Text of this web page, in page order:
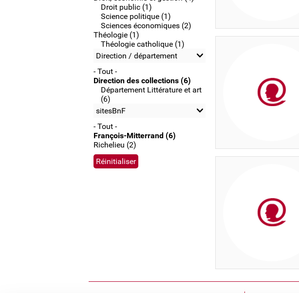
Droit public (1)
Science politique (1)
Sciences économiques (2)
Théologie (1)
Théologie catholique (1)
Direction / département
- Tout -
Direction des collections (6)
Département Littérature et art
(6)
sitesBnF
- Tout -
François-Mitterrand (6)
Richelieu (2)